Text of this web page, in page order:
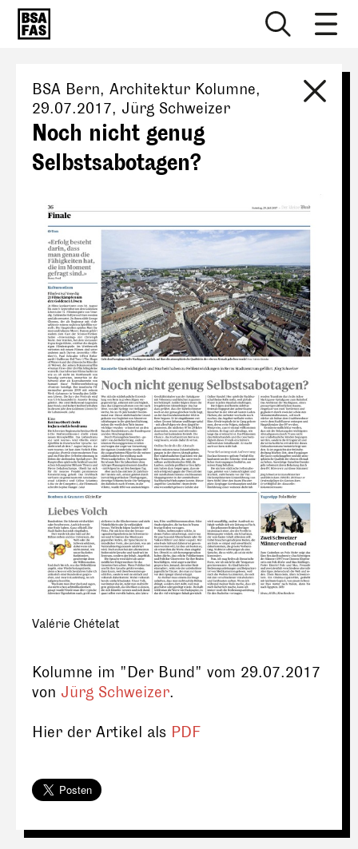
BSA Bern, Architektur Kolumne,
29.07.2017, Jürg Schweizer
Noch nicht genug
Selbstsabotagen?
Valérie Chételat
Kolumne im "Der Bund" vom 29.07.2017
von Jürg Schweizer.
Hier der Artikel als PDF